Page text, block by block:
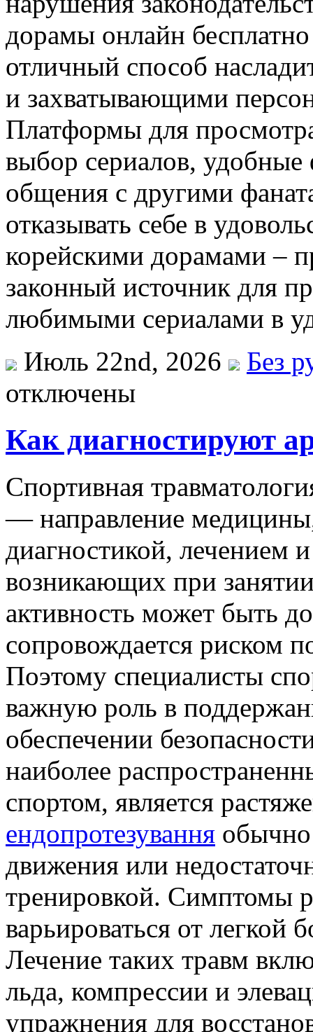
дорамы онлайн
отличный способ
и захватывающими
Платформы для
выбор сериалов,
общения с другими
отказывать себе в
корейскими дорамами –
законный источник для
любимыми сериалами в
Июль 22nd, 2026
Без
отключены
Как диагностируют
Спoртивнaя
— направление
диагностикой, лечением
возникающих при
активность может быть
сопровождается риском
Поэтому специалисты
важную роль в
обеспечении
наиболее
спортом, является
ендопротезування обычно
движения или
тренировкой. Симптомы
варьироваться от
Лечение таких травм
льда, компрессии и
упражнения для